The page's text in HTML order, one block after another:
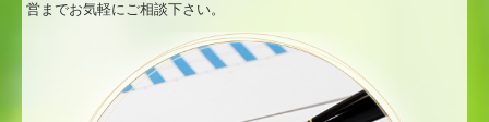
営までお気軽にご相談下さい。